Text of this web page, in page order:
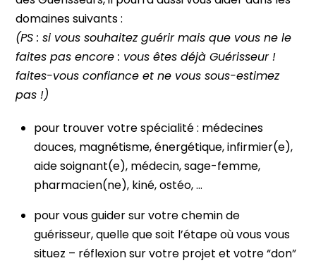
domaines suivants :
(PS : si vous souhaitez guérir mais que vous ne le
faites pas encore : vous êtes déjà Guérisseur !
faites-vous confiance et ne vous sous-estimez
pas !)
pour trouver votre spécialité : médecines
douces, magnétisme, énergétique, infirmier(e),
aide soignant(e), médecin, sage-femme,
pharmacien(ne), kiné, ostéo, …
pour vous guider sur votre chemin de
guérisseur, quelle que soit l’étape où vous vous
situez – réflexion sur votre projet et votre “don”